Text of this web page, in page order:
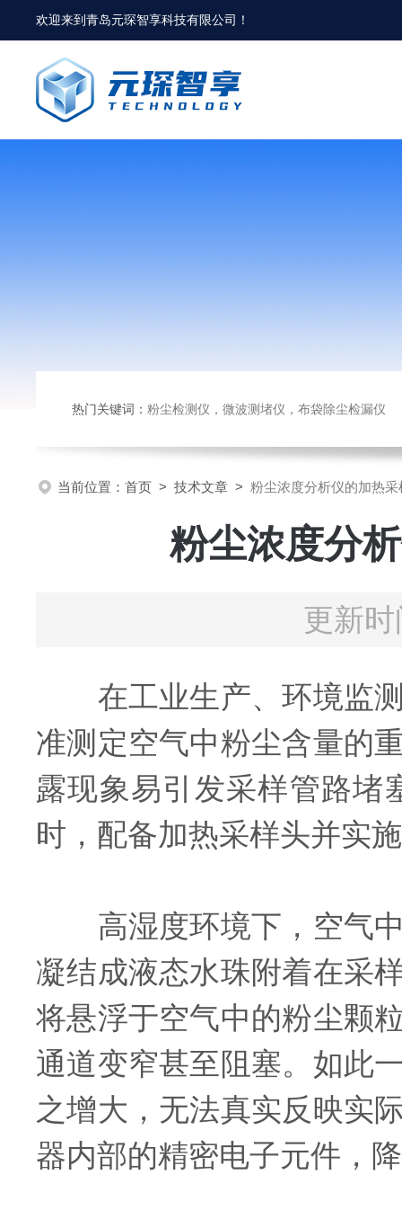
欢迎来到青岛元琛智享科技有限公司 ！
热门关键词： 粉尘检测仪，微波测堵仪，布袋除尘检漏仪
当前位置： 首页 > 技术文章 > 粉尘浓度分析仪的加热
粉尘浓度分
更新
在工业生产、环境监测
准测定空气中粉尘含量的
露现象易引发采样管路堵
时，配备加热采样头并实
高湿度环境下，空气中
凝结成液态水珠附着在采
将悬浮于空气中的粉尘颗
通道变窄甚至阻塞。如此
之增大，无法真实反映实
器内部的精密电子元件，